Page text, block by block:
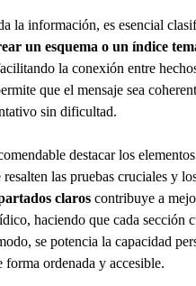
la información, es esencial
un esquema o un índice
la conexión entre
que el mensaje sea
sin dificultad.
destacar los
resalten las pruebas cruciales y
claroscontribuye a
haciendo que cada sección
se potencia la capacidad
ordenada y accesible.